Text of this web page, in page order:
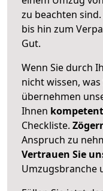
zu beachten sind.
bis hin zum
Gut.
Wenn Sie durch
nicht wissen,
übernehmen
Ihnen
Checkliste.
Anspruch zu
Vertrauen Sie
Umzugsbranche